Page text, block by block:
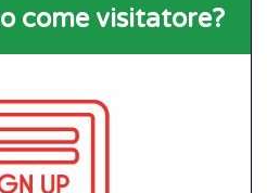
come visitatore?